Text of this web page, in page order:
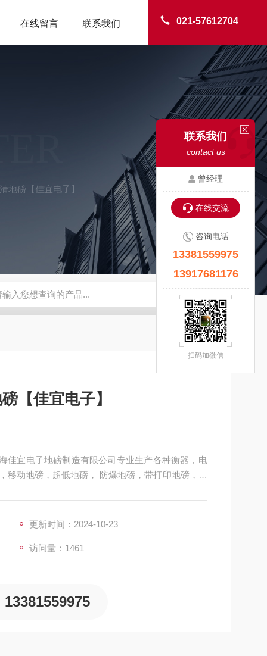
021-57612704
在线留言 联系我们
地磅【佳宜电子】
】 钢瓶秤 云南电子秤厂家 钢瓶电子秤 无
【佳宜电子】
佳宜电子地磅制造有限公司专业生产各种衡器，电
移动地磅，超低地磅， 防爆地磅，带打印地磅，电
更新时间：2024-10-23
访问量：1461
13381559975
联系我们
contact us
曾经理
在线交流
咨询电话
13381559975
13917681176
扫码加微信